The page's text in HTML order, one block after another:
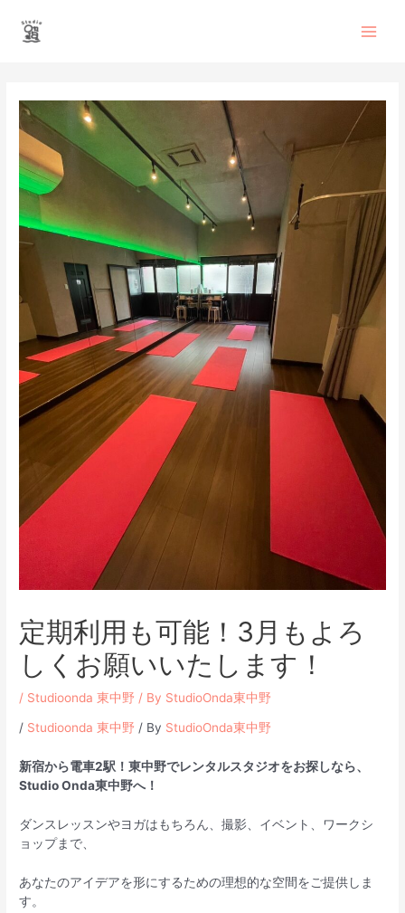
定期利用も可能！3月もよろ
しくお願いいたします！
/ Studioonda 東中野 / By StudioOnda東中野
/ Studioonda 東中野 / By StudioOnda東中野
新宿から電車2駅！東中野でレンタルスタジオをお探しなら、
Studio Onda東中野へ！
ダンスレッスンやヨガはもちろん、撮影、イベント、ワークシ
ョップまで、
あなたのアイデアを形にするための理想的な空間をご提供しま
す。
ビ
ゲ
ー
シ
ョ
ン